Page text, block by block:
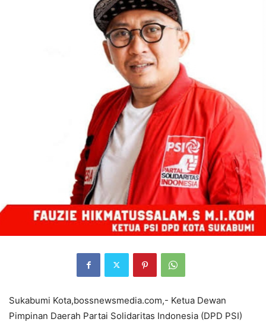
Sukabumi Kota,bossnewsmedia.com,- Ketua Dewan
Pimpinan Daerah Partai Solidaritas Indonesia (DPD PSI)